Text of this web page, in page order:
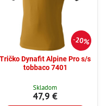
20%
Tričko Dynafit Alpine Pro s/s
tobbaco 7401
Skladom
47,9 €